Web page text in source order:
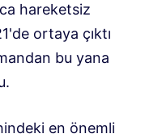
hareketsiz
ortaya çıktı
bu yana
en önemli